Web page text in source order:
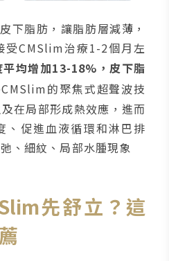
下脂肪，讓脂肪層減薄，
受CMSlim治療1-2個月左
均增加13-18%，皮下脂
CMSlim的聚焦式超聲波技
在局部形成熱效應，進而
、促進血液循環和淋巴排
、細紋、局部水腫現象
先舒立？這